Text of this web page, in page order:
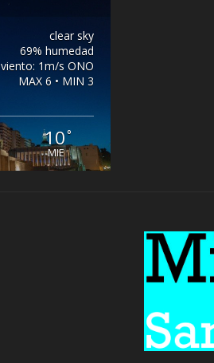
clear sky
69% humedad
viento: 1m/s ONO
MAX 6 • MIN 3
10°
MIE